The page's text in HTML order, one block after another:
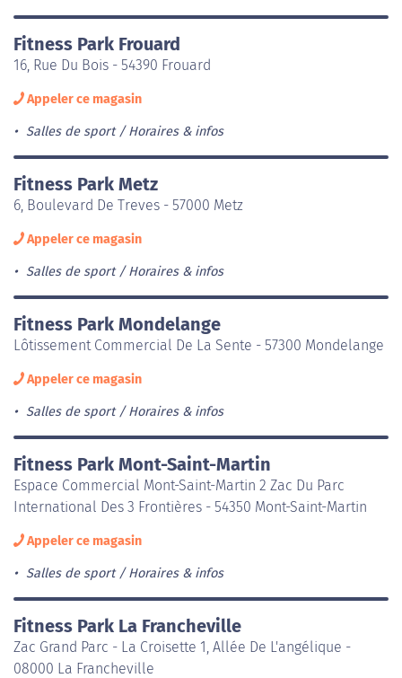
Fitness Park Frouard
16, Rue Du Bois - 54390 Frouard
Appeler ce magasin
Salles de sport Horaires & infos
Fitness Park Metz
6, Boulevard De Treves - 57000 Metz
Appeler ce magasin
Salles de sport Horaires & infos
Fitness Park Mondelange
Lôtissement Commercial De La Sente - 57300 Mondelange
Appeler ce magasin
Salles de sport Horaires & infos
Fitness Park Mont-Saint-Martin
Espace Commercial Mont-Saint-Martin 2 Zac Du Parc
International Des 3 Frontières - 54350 Mont-Saint-Martin
Appeler ce magasin
Salles de sport Horaires & infos
Fitness Park La Francheville
Zac Grand Parc - La Croisette 1, Allée De L'angélique -
08000 La Francheville